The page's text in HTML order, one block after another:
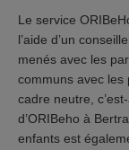
Le service
l’aide d’un
menés avec les
communs avec les
cadre neutre,
d’ORIBeho à
enfants est